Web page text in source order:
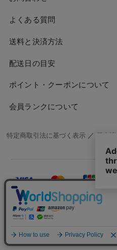
よくある質問
送料と決済方法
配送日の目安
ポイント・クーポンについて
会員ランクについて
特定商取引法に基づく表示 ／ 個人